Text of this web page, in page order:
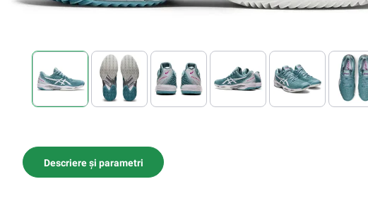
Descriere și parametri